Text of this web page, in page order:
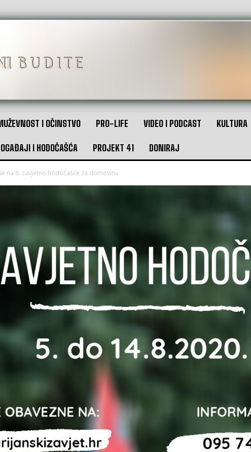
I OČINSTVO PRO-LIFE VIDEO I PODCAST KULTURA
I HODOČAŠĆA PROJEKT 41 DONIRAJ
na 6. zavjetno hodočašće za domovinu